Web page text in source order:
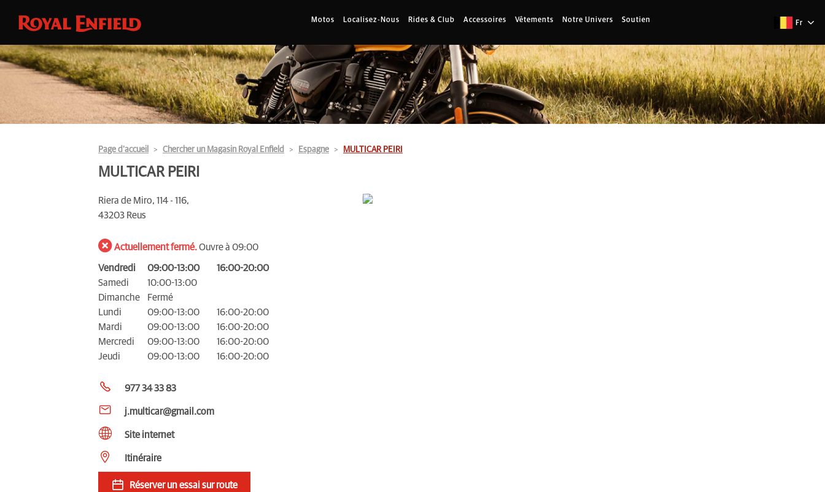
Motos Localisez-Nous Rides & Club Accessoires Vêtements Notre Univers Soutien Fr
Page d’accueil Chercher un Magasin Royal Enfield Espagne MULTICAR PEIRI
MULTICAR PEIRI
Riera de Miro, 114 - 116,
43203 Reus
Actuellement fermé.Ouvre à 09:00
Vendredi 09:00-13:00
16:00-20:00
Samedi
10:00-13:00
Dimanche
Fermé
Lundi
09:00-13:00
16:00-20:00
Mardi
09:00-13:00
16:00-20:00
Mercredi
09:00-13:00
16:00-20:00
Jeudi
09:00-13:00 16:00-20:00
977 34 33 83
j.multicar@gmail.com
Site internet
Itinéraire
Réserver un essai sur route